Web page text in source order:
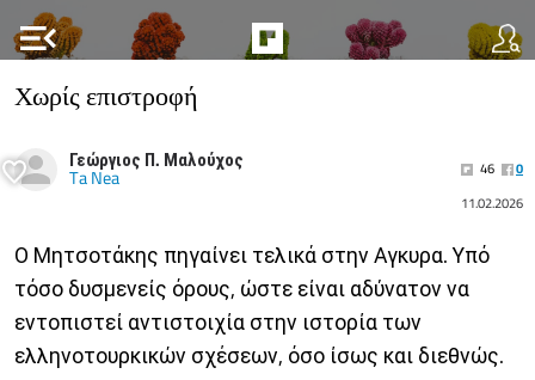
menu_open
Χωρίς επιστροφή
Γεώργιος Π. Μαλούχος
Ta Nea 46
0
11.02.2026
Ο Μητσοτάκης πηγαίνει τελικά στην Αγκυρα. Υπό
τόσο δυσμενείς όρους, ώστε είναι αδύνατον να
εντοπιστεί αντιστοιχία στην ιστορία των
ελληνοτουρκικών σχέσεων, όσο ίσως και διεθνώς.